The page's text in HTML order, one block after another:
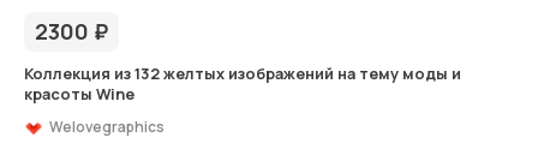
2300 ₽
Коллекция из 132 желтых изображений на тему моды и
красоты Wine
Welovegraphics